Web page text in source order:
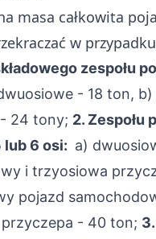
masa całkowita
w
zespołu
- 18 ton,
24 tony; 2. Zespołu
lub 6 osi: a)
i trzyosiowa
pojazd
- 40 ton;